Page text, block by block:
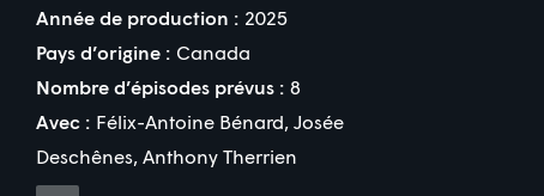
Année de production : 2025
Pays d’origine : Canada
Nombre d’épisodes prévus : 8
Avec : Félix-Antoine Bénard
Josée
Deschênes Anthony Therrien